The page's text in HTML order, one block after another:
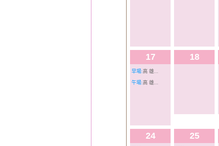
17
早場:高 雄...
午場:高 雄...
18
24 25